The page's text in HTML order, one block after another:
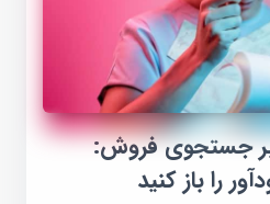
جستجوی فروش:
را باز کنید